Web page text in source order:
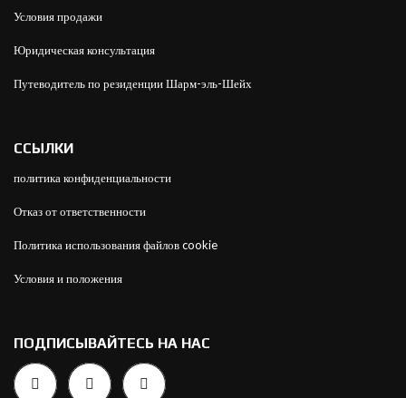
Условия продажи
Юридическая консультация
Путеводитель по резиденции Шарм-эль-Шейх
ССЫЛКИ
политика конфиденциальности
Отказ от ответственности
Политика использования файлов cookie
Условия и положения
ПОДПИСЫВАЙТЕСЬ НА НАС